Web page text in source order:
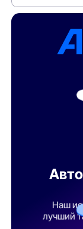
Наш
лучший